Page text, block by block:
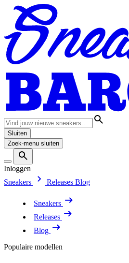
Sluiten
Zoek-menu sluiten
Inloggen
Sneakers
Releases Blog
Sneakers
Releases
Blog
Populaire modellen